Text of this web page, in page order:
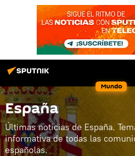
Mundo
España
Últimas noticias de España.
informativa de todas las
españolas.